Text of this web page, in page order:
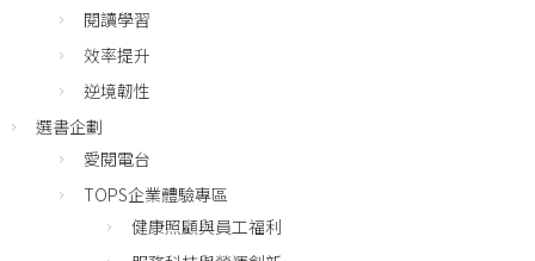
閱讀學習
效率提升
逆境韌性
選書企劃
愛閱電台
TOPS企業體驗專區
健康照顧與員工福利